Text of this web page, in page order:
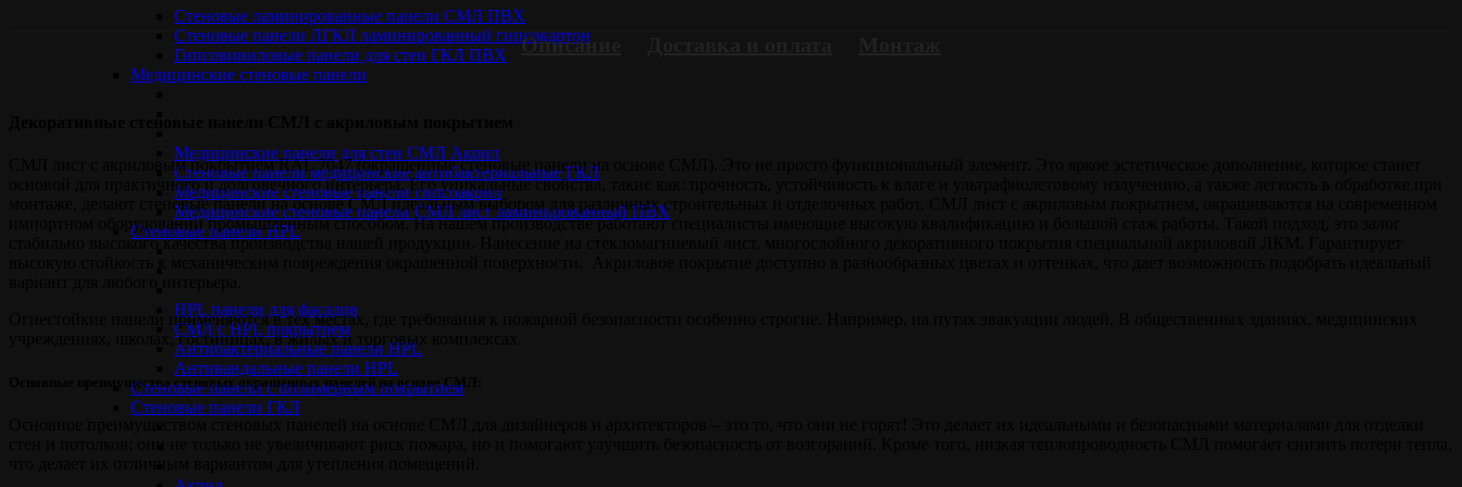
Стеновые ламинированные панели СМЛ ПВХ
Стеновые панели ЛГКЛ ламинированный гипсокартон
Гипсовиниловые панели для стен ГКЛ ПВХ
Медицинские стеновые панели
Медицинские панели для стен СМЛ Акрил
Стеновые панели медицинские антибактериальные ГКЛ
Медицинские стеновые панели гипсоакрил
Медицинские стеновые панели СМЛ лист ламинированный ПВХ
Стеновые панели НPL
HPL панели для фасадов
СМЛ с HPL покрытием
Антибактериальные панели HPL
Антивандальные панели HPL
Cтеновые панели с полимерным покрытием
Стеновые панели ГКЛ
Описание
СМЛ лист с акриловым покрытием RAL 7047 (окрашенные стеновые панели на основе СМЛ). Это не просто функциональный элемент. Это яркое эстетическое дополнение, которое станет
основой для практичного и долговечного интерьера. Его уникальные свойства, такие как: прочность, устойчивость к влаге и ультрафиолетовому излучению, а также легкость в обработке при
монтаже, делают стеновые панели на основе СМЛ идеальным выбором для различных строительных и отделочных работ. СМЛ лист с акриловым покрытием, окрашиваются на современном
импортном оборудовании промышленным способом. На нашем производстве работают специалисты имеющие высокую квалификацию и большой стаж работы. Такой подход, это залог
стабильно высокого качества производства нашей продукции. Нанесение на стекломагниевый лист, многослойного декоративного покрытия специальной акриловой ЛКМ. Гарантирует
Огнестойкие панели применяются в тех местах, где требования к пожарной безопасности особенно строгие. Например, на путях эвакуации людей. В общественных зданиях, медицинских
учреждениях, школах, гостиницах, в жилых и торговых комплексах.
Основные преимущества стеновых окрашенных панелей на основе СМЛ: